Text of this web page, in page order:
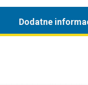
Dodatne